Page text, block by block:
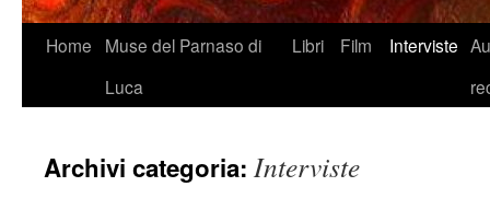
VaiHome
Muse del Parnaso di
Luca
Libri Film Interviste
Archivi categoria: Interviste